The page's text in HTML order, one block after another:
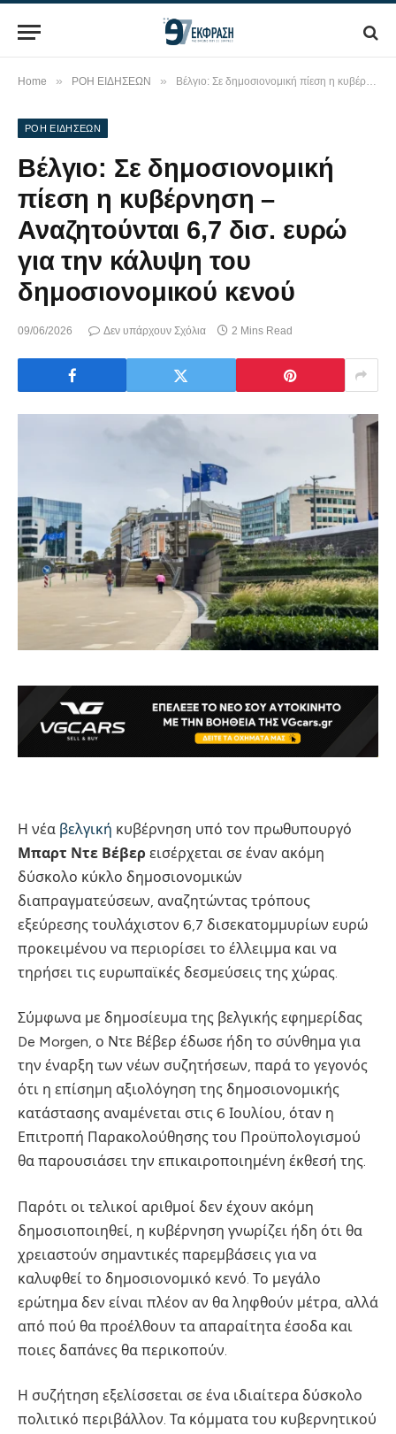
Home » ΡΟΗ ΕΙΔΗΣΕΩΝ » Βέλγιο: Σε δημοσιονομική πίεση η κυβέρνηση – Αναζητούνται 6,7 δισ. ευρώ για την κάλυψη του δημοσιονομικού κενού
ΡΟΗ ΕΙΔΗΣΕΩΝ
Βέλγιο: Σε δημοσιονομική
πίεση η κυβέρνηση –
Αναζητούνται 6,7 δισ. ευρώ
για την κάλυψη του
δημοσιονομικού κενού
09/06/2026 Δεν υπάρχουν Σχόλια 2 Mins Read
Η νέα βελγική κυβέρνηση υπό τον πρωθυπουργό
Μπαρτ Ντε Βέβερ εισέρχεται σε έναν ακόμη
δύσκολο κύκλο δημοσιονομικών
διαπραγματεύσεων, αναζητώντας τρόπους
εξεύρεσης τουλάχιστον 6,7 δισεκατομμυρίων ευρώ
προκειμένου να περιορίσει το έλλειμμα και να
τηρήσει τις ευρωπαϊκές δεσμεύσεις της χώρας.
Σύμφωνα με δημοσίευμα της βελγικής εφημερίδας
De Morgen, ο Ντε Βέβερ έδωσε ήδη το σύνθημα για
την έναρξη των νέων συζητήσεων, παρά το γεγονός
ότι η επίσημη αξιολόγηση της δημοσιονομικής
κατάστασης αναμένεται στις 6 Ιουλίου, όταν η
Επιτροπή Παρακολούθησης του Προϋπολογισμού
θα παρουσιάσει την επικαιροποιημένη έκθεσή της.
Παρότι οι τελικοί αριθμοί δεν έχουν ακόμη
δημοσιοποιηθεί, η κυβέρνηση γνωρίζει ήδη ότι θα
χρειαστούν σημαντικές παρεμβάσεις για να
καλυφθεί το δημοσιονομικό κενό. Το μεγάλο
ερώτημα δεν είναι πλέον αν θα ληφθούν μέτρα, αλλά
από πού θα προέλθουν τα απαραίτητα έσοδα και
ποιες δαπάνες θα περικοπούν.
Η συζήτηση εξελίσσεται σε ένα ιδιαίτερα δύσκολο
πολιτικό περιβάλλον. Τα κόμματα του κυβερνητικού